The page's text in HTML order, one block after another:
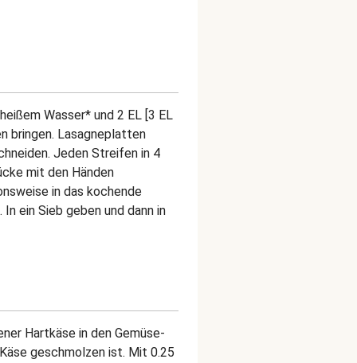
Wasser* und 2 EL [3 EL
bringen. Lasagneplatten
Jeden Streifen in 4
mit den Händen
in das kochende
ein Sieb geben und dann in
Hartkäse in den Gemüse-
geschmolzen ist. Mit 0.25